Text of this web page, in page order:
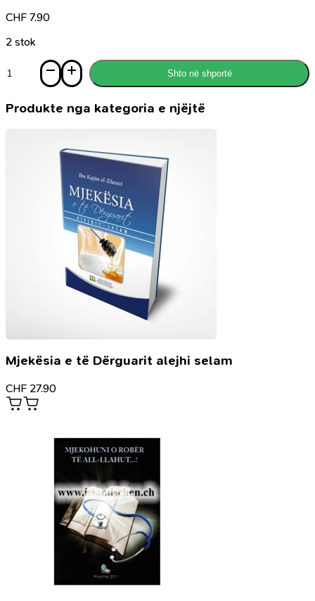
CHF 7.90
2 stok
Vrasje
Venecia
Shto në shportë
Produkte nga kategoria e njëjtë
Mjekësia e të Dërguarit alejhi selam
CHF 27.90